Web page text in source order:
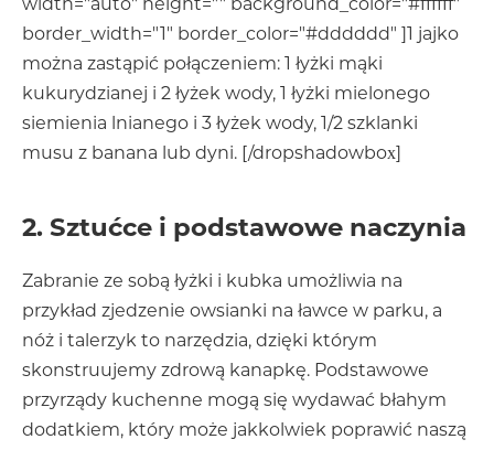
width="auto" height="" background_color="#ffffff"
border_width="1" border_color="#dddddd" ]1 jajko
można zastąpić połączeniem: 1 łyżki mąki
kukurydzianej i 2 łyżek wody, 1 łyżki mielonego
siemienia lnianego i 3 łyżek wody, 1/2 szklanki
musu z banana lub dyni. [/dropshadowbox]
2. Sztućce i podstawowe naczynia
Zabranie ze sobą łyżki i kubka umożliwia na
przykład zjedzenie owsianki na ławce w parku, a
nóż i talerzyk to narzędzia, dzięki którym
skonstruujemy zdrową kanapkę. Podstawowe
przyrządy kuchenne mogą się wydawać błahym
dodatkiem, który może jakkolwiek poprawić naszą